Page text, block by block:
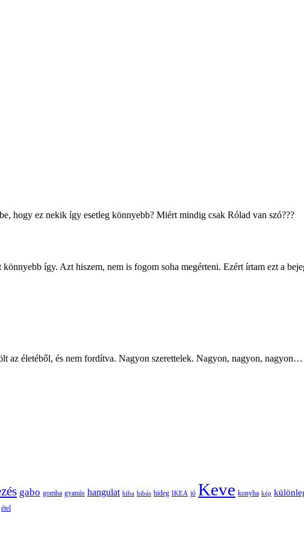
hogy ez nekik így esetleg könnyebb? Miért mindig csak Rólad van szó???
így. Azt hiszem, nem is fogom soha megérteni. Ezért írtam ezt a
az életéből, és nem fordítva. Nagyon szerettelek. Nagyon, nagyon,
gabo gomba gyanús hangulat hiba hibás hideg IKEA jó Keve konyha kép
étel